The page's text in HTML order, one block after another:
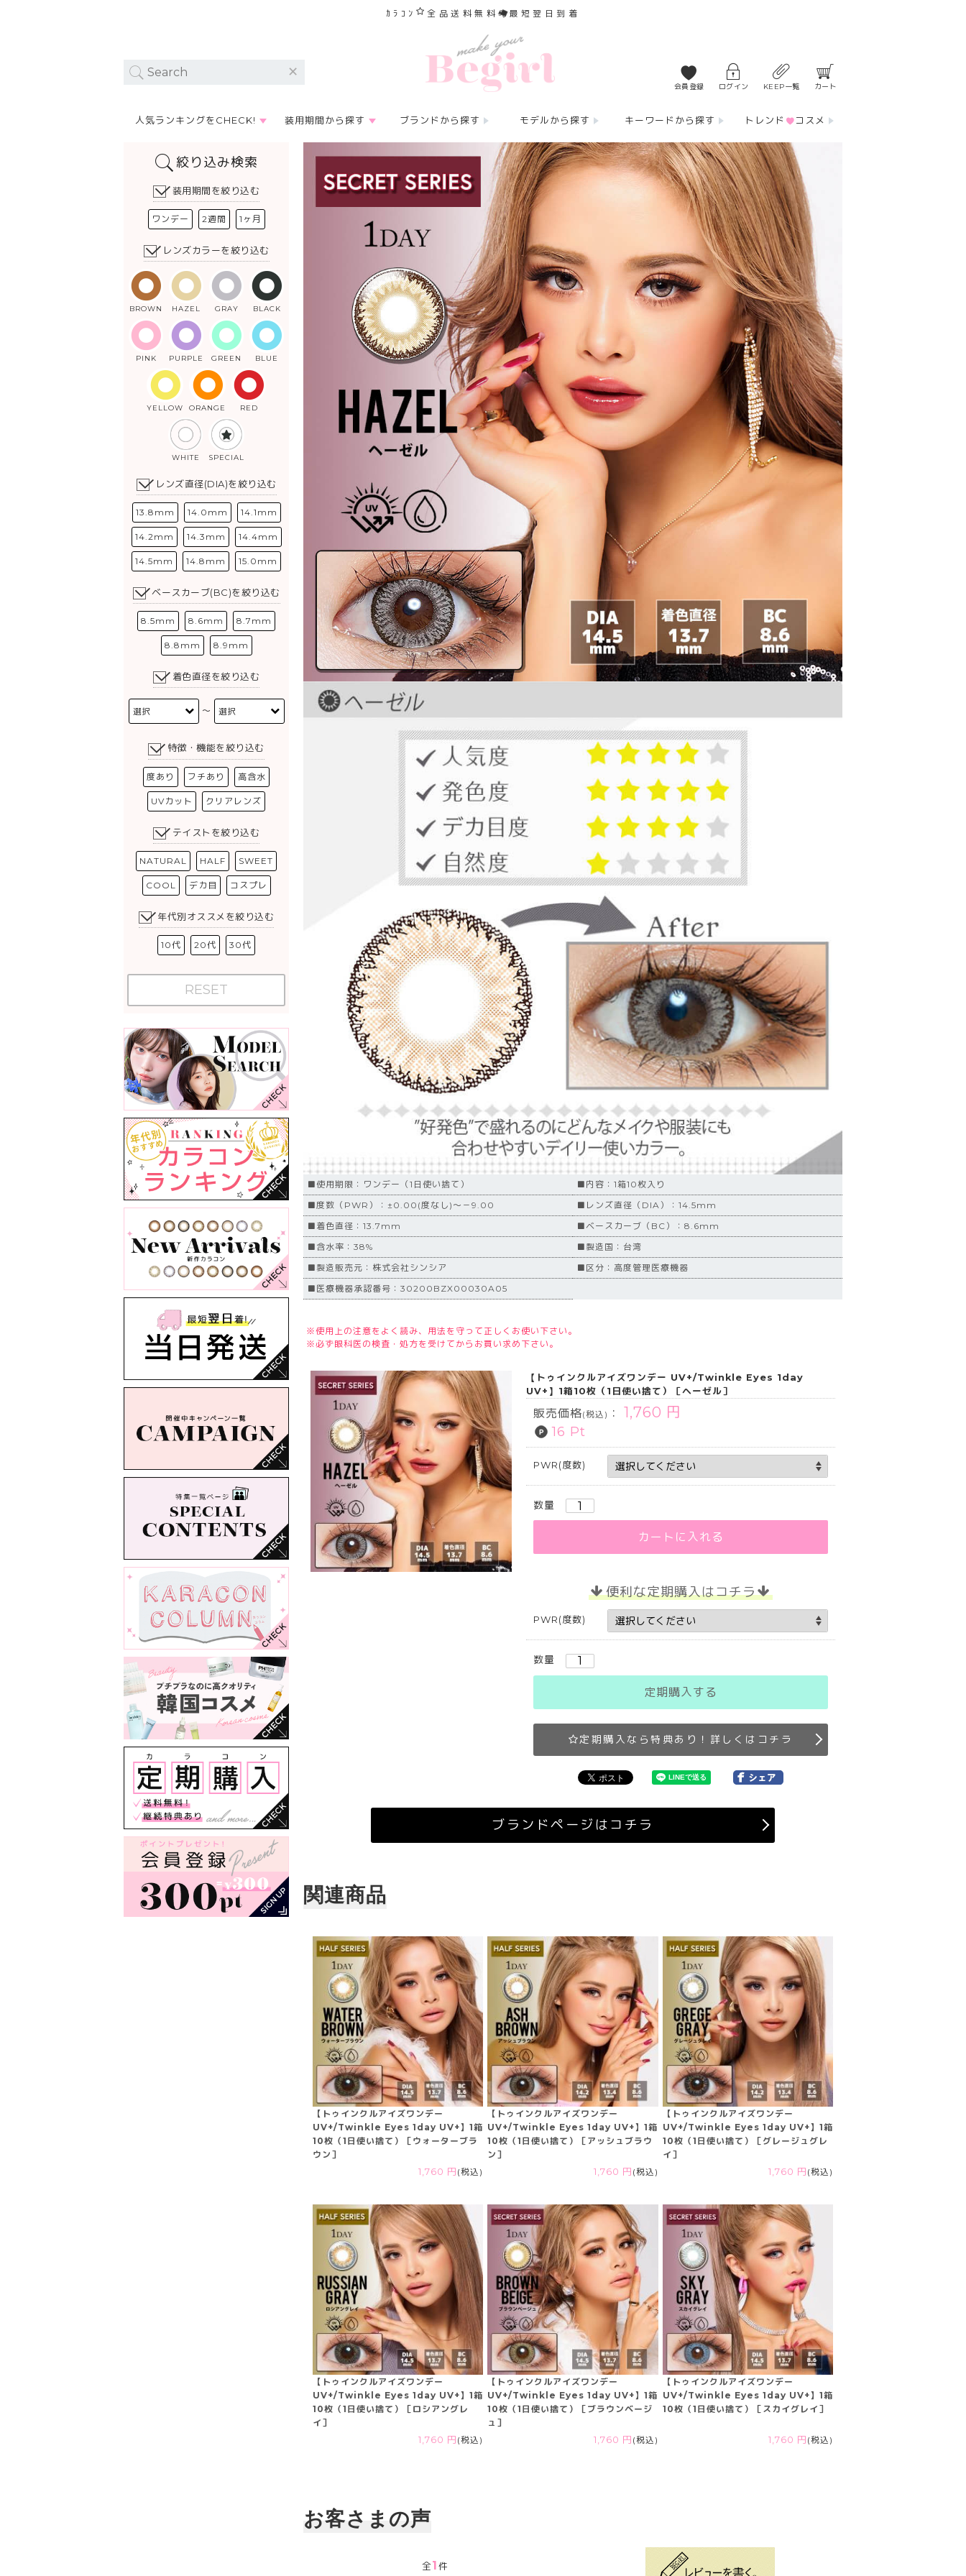
ｶﾗｺﾝ 全品送料無料 最短翌日到着
会員登録 ログイン KEEP一覧 カート
人気ランキングをCHECK! 装用期間から探す ブランドから探す モデルから探す キーワードから探す トレンド コスメ
絞り込み検索
装用期間を絞り込む
ワンデー 2週間 1ヶ月
レンズカラーを絞り込む
BROWN HAZEL GRAY BLACK
PINK PURPLE GREEN BLUE
YELLOW ORANGE RED
WHITE SPECIAL
レンズ直径(DIA)を絞り込む
13.8mm 14.0mm 14.1mm
14.2mm 14.3mm 14.4mm
14.5mm 14.8mm 15.0mm
ベースカーブ(BC)を絞り込む
8.5mm 8.6mm 8.7mm
8.8mm 8.9mm
着色直径を絞り込む
〜
特徴・機能を絞り込む
度あり フチあり 高含水
UVカット クリアレンズ
テイストを絞り込む
NATURAL HALF SWEET
COOL デカ目 コスプレ
年代別オススメを絞り込む
10代 20代 30代
RESET
■使用期限：ワンデー（1日使い捨て）
■内容：1箱10枚入り
■度数（PWR）：±0.00(度なし)～－9.00
■レンズ直径（DIA）：14.5mm
■着色直径：13.7mm
■ベースカーブ（BC）：8.6mm
■含水率：38%
■製造国：台湾
■製造販売元：株式会社シンシア
■区分：高度管理医療機器
■医療機器承認番号：30200BZX00030A05
※使用上の注意をよく読み、用法を守って正しくお使い下さい。
※必ず眼科医の検査・処方を受けてからお買い求め下さい。
【トゥインクルアイズワンデー UV+/Twinkle Eyes 1day
UV+】1箱10枚（1日使い捨て）［ヘーゼル］
販売価格(税込) ： 1,760 円
16 Pt
PWR(度数)
数量
カートに入れる
便利な定期購入はコチラ
PWR(度数)
数量
定期購入する
定期購入なら特典あり！詳しくはコチラ
ブランドページはコチラ
関連商品
【トゥインクルアイズワンデー
UV+/Twinkle Eyes 1day UV+】1箱
10枚（1日使い捨て）［ウォーターブラ
ウン］
1,760 円 (税込)
【トゥインクルアイズワンデー
UV+/Twinkle Eyes 1day UV+】1箱
10枚（1日使い捨て）［アッシュブラウ
ン］
1,760 円 (税込)
【トゥインクルアイズワンデー
UV+/Twinkle Eyes 1day UV+】1箱
10枚（1日使い捨て）［グレージュグレ
イ］
1,760 円 (税込)
【トゥインクルアイズワンデー
UV+/Twinkle Eyes 1day UV+】1箱
10枚（1日使い捨て）［ロシアングレ
イ］
1,760 円 (税込)
【トゥインクルアイズワンデー
UV+/Twinkle Eyes 1day UV+】1箱
10枚（1日使い捨て）［ブラウンベージ
ュ］
1,760 円 (税込)
【トゥインクルアイズワンデー
UV+/Twinkle Eyes 1day UV+】1箱
10枚（1日使い捨て）［スカイグレイ］
1,760 円 (税込)
お客さまの声
全 1件